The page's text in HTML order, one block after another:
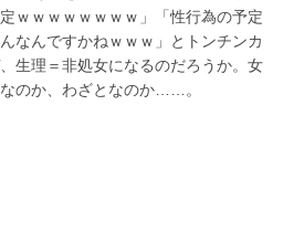
ｗｗｗｗｗｗｗｗ」「性行為の予定
なんですかねｗｗｗ」とトンチンカ
生理＝非処女になるのだろうか。女
のか、わざとなのか……。